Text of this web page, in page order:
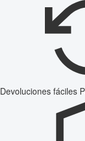
Devoluciones fáciles